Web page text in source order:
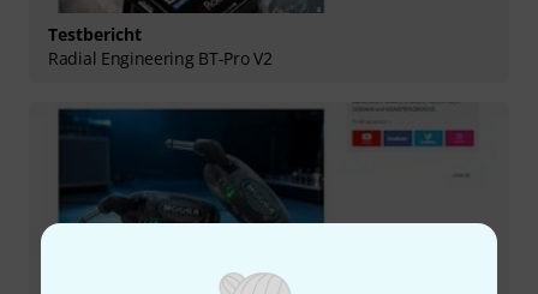
Testbericht
Radial Engineering BT-Pro V2